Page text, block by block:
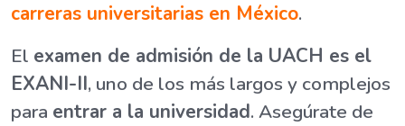
carreras universitarias en México.
El examen de admisión de la UACH es el
EXANI-II, uno de los más largos y complejos
para entrar a la universidad. Asegúrate de